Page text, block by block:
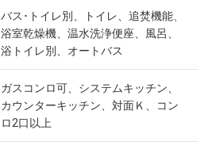
バス･トイレ別、トイレ、追焚機能、
浴室乾燥機、温水洗浄便座、風呂、
浴トイレ別、オートバス
ガスコンロ可、システムキッチン、
カウンターキッチン、対面Ｋ、コン
ロ2口以上